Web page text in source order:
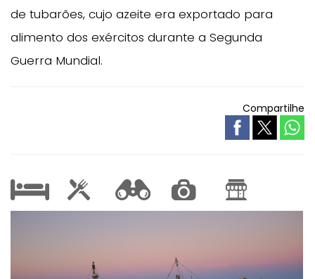
de tubarões, cujo azeite era exportado para
alimento dos exércitos durante a Segunda
Guerra Mundial.
Compartilhe